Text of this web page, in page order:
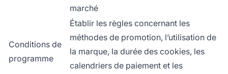
marché
Conditions de
programme
Établir les règles concernant les
méthodes de promotion, l’utilisation de
la marque, la durée des cookies, les
calendriers de paiement et les